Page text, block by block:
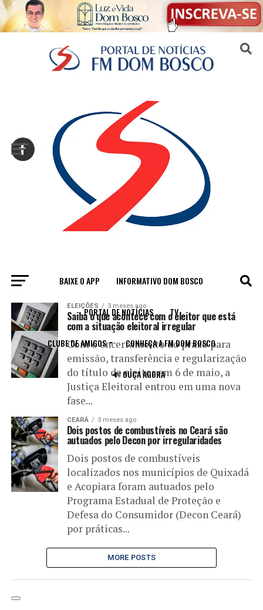
BAIXE O APP INFORMATIVO DOM BOSCO
PORTAL DE NOTÍCIAS TV
CLUBE DE AMIGOS CONHEÇA A FM DOM BOSCO
🔊 OUÇA AGORA
All posts tagged "irregularidades"
ELEIÇÕES 3 meses ago
Saiba o que acontece com o eleitor que está
com a situação eleitoral irregular
Com o encerramento do prazo para
emissão, transferência e regularização
do título de eleitor em 6 de maio, a
Justiça Eleitoral entrou em uma nova
fase...
CEARÁ 3 meses ago
Dois postos de combustíveis no Ceará são
autuados pelo Decon por irregularidades
Dois postos de combustíveis
localizados nos municípios de Quixadá
e Acopiara foram autuados pelo
Programa Estadual de Proteção e
Defesa do Consumidor (Decon Ceará)
por práticas...
MORE POSTS
Sair da versão mobile